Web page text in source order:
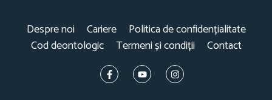
Despre noi Cariere
Politica de confidențialitate
Cod deontologic
Termeni și condiții Contact